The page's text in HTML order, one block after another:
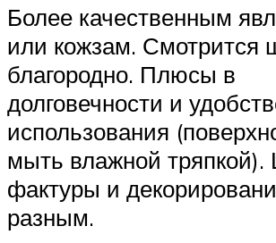
Более качественным
или кожзам. Смотрится
благородно. Плюсы в
долговечности и
использования
мыть влажной тряпкой).
фактуры и
разным.